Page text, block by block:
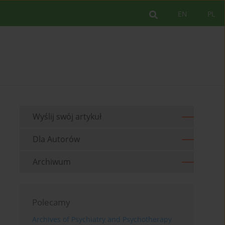
PL
EN
Wyślij swój artykuł
Dla Autorów
Archiwum
Polecamy
Archives of Psychiatry and Psychotherapy